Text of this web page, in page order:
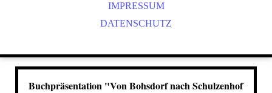
IMPRESSUM
DATENSCHUTZ
Buchpräsentation "Von Bohsdorf nach Schulzenhof